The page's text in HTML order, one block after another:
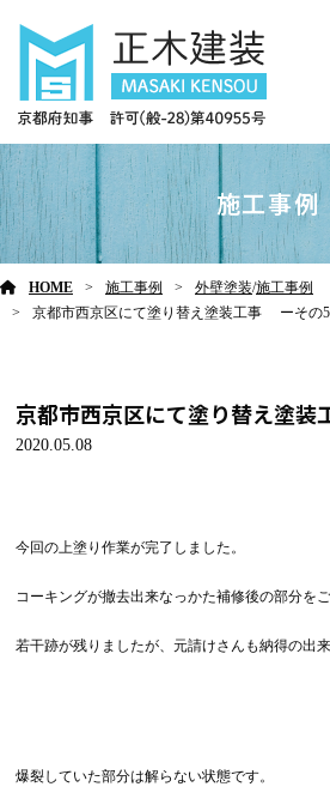
施工事例
HOME 施工事例 外壁塗装/施工事例
京都市西京区にて塗り替え塗装工事 ーその
京都市西京区にて塗り替え塗
2020.05.08
今回の上塗り作業が完了しました。
コーキングが撤去出来なっかた補修後の部分をご
若干跡が残りましたが、元請けさんも納得の出来
爆裂していた部分は解らない状態です。